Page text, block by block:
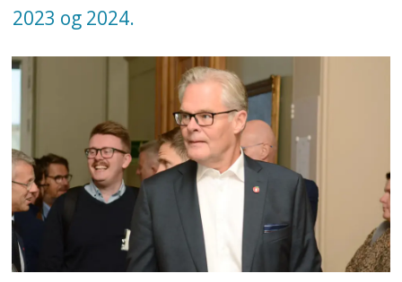
2023 og 2024.